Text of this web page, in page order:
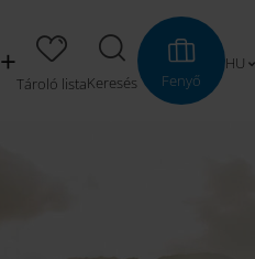
Tároló listaKeresés Fenyő
HU
– új